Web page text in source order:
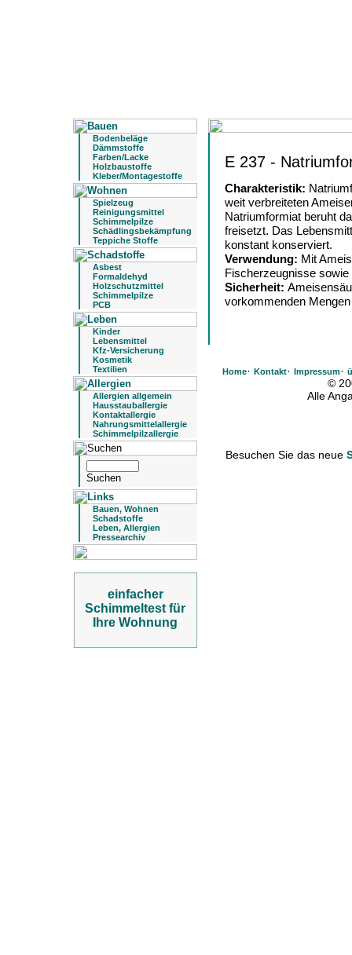
Bodenbeläge
Dämmstoffe
Farben/Lacke
Holzbaustoffe
Kleber/Montagestoffe
Spielzeug
Reinigungsmittel
Schimmelpilze
Schädlingsbekämpfung
Teppiche Stoffe
Asbest
Formaldehyd
Holzschutzmittel
Schimmelpilze
PCB
Kinder
Lebensmittel
Kfz-Versicherung
Kosmetik
Textilien
Allergien allgemein
Hausstauballergie
Kontaktallergie
Nahrungsmittelallergie
Schimmelpilzallergie
Bauen, Wohnen
Schadstoffe
Leben, Allergien
Pressearchiv
einfacher
Schimmeltest für
Ihre Wohnung
E 237 -
Charakteristik:
weit verbreiteten
Natriumformiat beruht
freisetzt. Das
konstant konserviert.
Verwendung: Mit
Fischerzeugnisse
Sicherheit:
vorkommenden
Home· Kontakt· Impressum·
©
Alle
Besuchen Sie das neue